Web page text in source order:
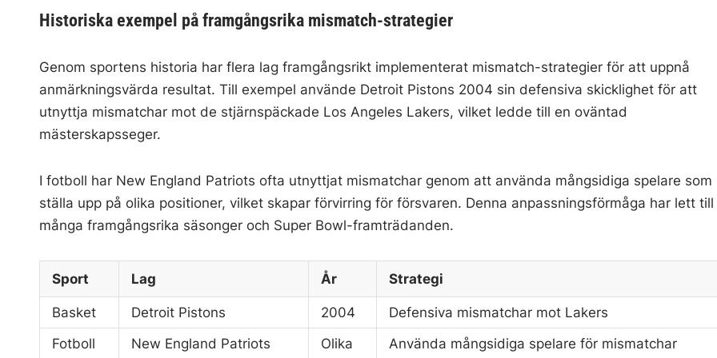
Historiska exempel på framgångsrika mismatch-strategier
Genom sportens historia har flera lag framgångsrikt implementerat mismatch-strategier för att uppnå
anmärkningsvärda resultat. Till exempel använde Detroit Pistons 2004 sin defensiva skicklighet för att
utnyttja mismatchar mot de stjärnspäckade Los Angeles Lakers, vilket ledde till en oväntad
mästerskapsseger.
I fotboll har New England Patriots ofta utnyttjat mismatchar genom att använda mångsidiga spelare som
ställa upp på olika positioner, vilket skapar förvirring för försvaren. Denna anpassningsförmåga har lett till
många framgångsrika säsonger och Super Bowl-framträdanden.
Sport Lag År Strategi
Basket Detroit Pistons 2004
Defensiva mismatchar mot Lakers
Fotboll
New England Patriots Olika Använda mångsidiga spelare för mismatchar